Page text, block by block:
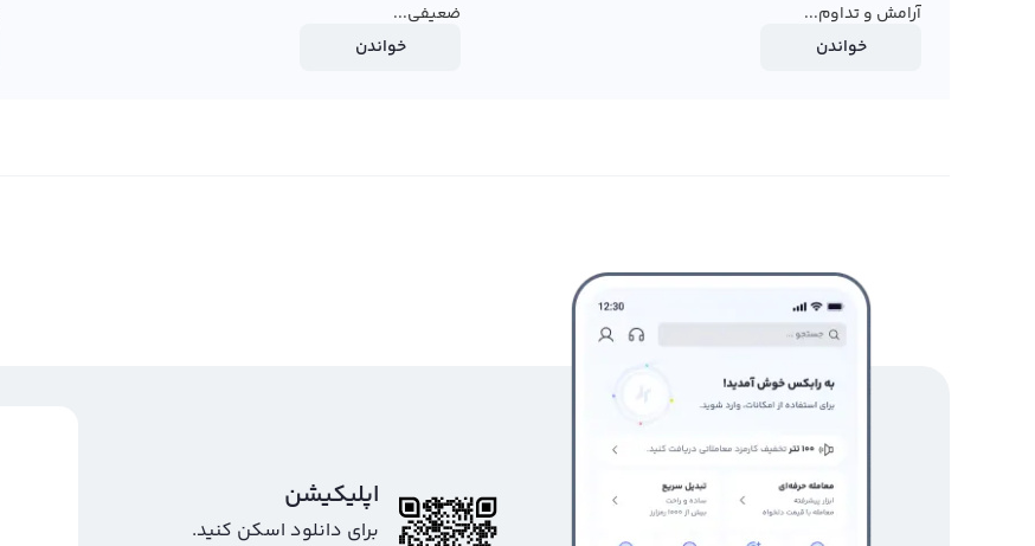
آرامش و تداوم...
خواندن
ضعیفی...
خواندن
اپلیکیشن
برای دانلود اسکن کنید.